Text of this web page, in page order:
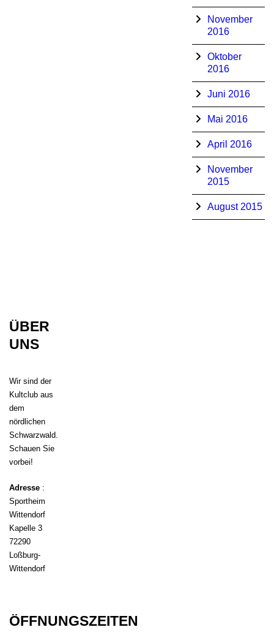
November
2016
Oktober
2016
Juni 2016
Mai 2016
April 2016
November
2015
August 2015
ÜBER
UNS
Wir sind der
Kultclub aus
dem
nördlichen
Schwarzwald.
Schauen Sie
vorbei!
Adresse :
Sportheim
Wittendorf
Kapelle 3
72290
Loßburg-
Wittendorf
ÖFFNUNGSZEITEN